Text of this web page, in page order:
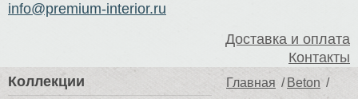
info@premium-interior.ru
Доставка и оплата
Контакты
Коллекции
Главная / Beton /